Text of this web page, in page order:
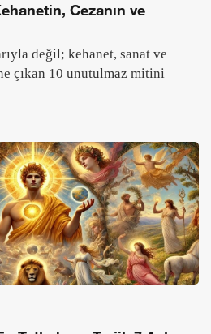
Cezanın ve
değil; kehanet, sanat ve
çıkan 10 unutulmaz mitini